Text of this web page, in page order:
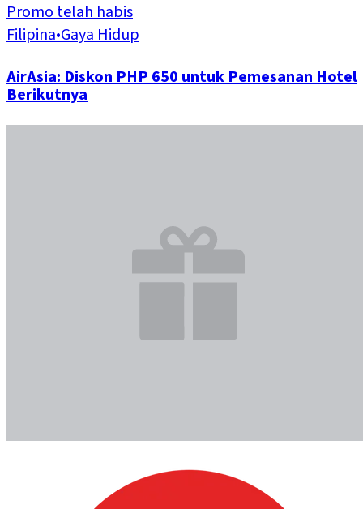
Promo telah habis
Filipina•Gaya Hidup
AirAsia: Diskon PHP 650 untuk Pemesanan Hotel
Berikutnya